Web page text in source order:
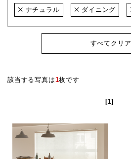
ナチュラル ダイニング
すべてクリア
該当する写真は1枚です
[1]